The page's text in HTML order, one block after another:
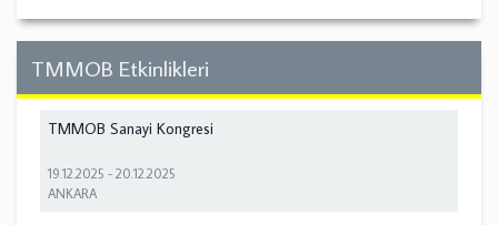
TMMOB Etkinlikleri
TMMOB Sanayi Kongresi
19.12.2025 -20.12.2025
ANKARA